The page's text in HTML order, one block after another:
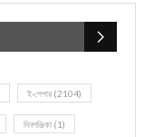
ই-পেপার (2104)
দিনপঞ্জিকা (1)